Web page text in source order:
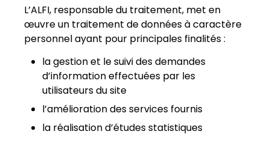
L’ALFI, responsable du traitement, met en
œuvre un traitement de données à caractère
personnel ayant pour principales finalités :
la gestion et le suivi des demandes
d’information effectuées par les
utilisateurs du site
l’amélioration des services fournis
la réalisation d’études statistiques